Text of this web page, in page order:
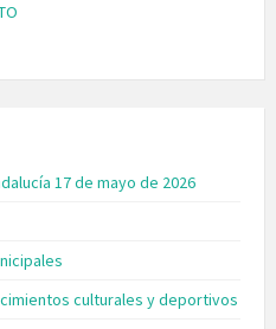
17 de mayo de 2026
culturales y deportivos